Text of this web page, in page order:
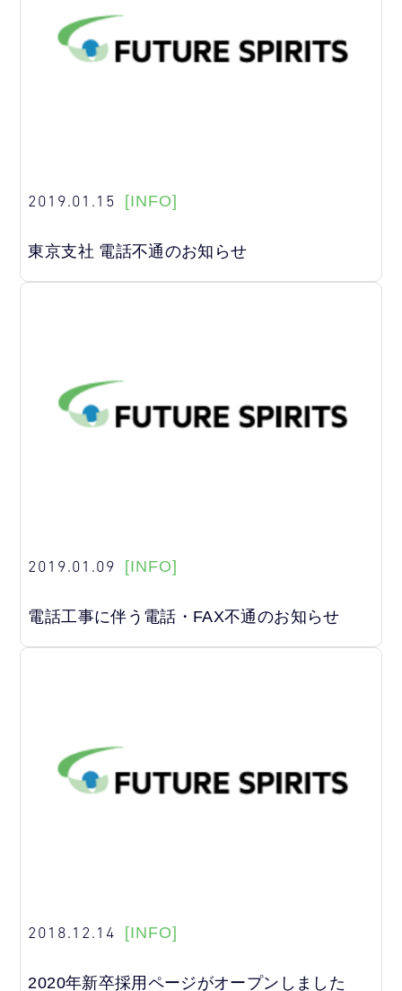
2019.01.15 [INFO]
東京支社 電話不通のお知らせ
2019.01.09 [INFO]
電話工事に伴う電話・FAX不通のお知らせ
2018.12.14 [INFO]
2020年新卒採用ページがオープンしました